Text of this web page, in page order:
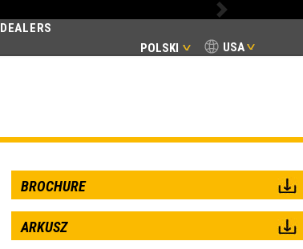
USA
POLSKI
DEALERS
Next
BROCHURE
ARKUSZ